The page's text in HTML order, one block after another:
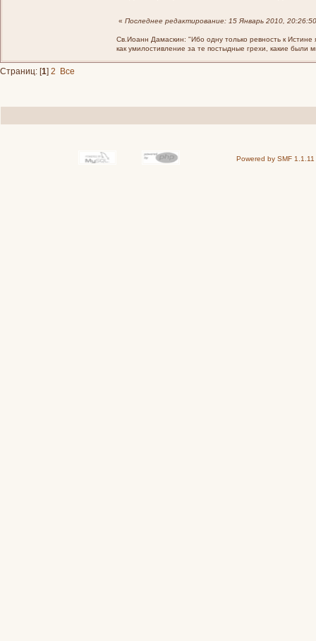
« Последнее редактирование: 15 Январь 2010,
Св.Иоанн Дамаскин: "Ибо одну только ревность к
как умилостивление за те постыдные грехи, какие были
Страниц: [1] 2 Все
Powered by SMF 1.1.11